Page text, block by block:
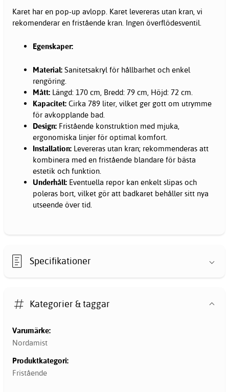
Karet har en pop-up avlopp. Karet levereras utan kran, vi
rekomenderar en fristående kran. Ingen överflödesventil.
Egenskaper:
Material: Sanitetsakryl för hållbarhet och enkel
rengöring.
Mått: Längd: 170 cm, Bredd: 79 cm, Höjd: 72 cm.
Kapacitet: Cirka 789 liter, vilket ger gott om utrymme
för avkopplande bad.
Design: Fristående konstruktion med mjuka,
ergonomiska linjer för optimal komfort.
Installation: Levereras utan kran; rekommenderas att
kombinera med en fristående blandare för bästa
estetik och funktion.
Underhåll: Eventuella repor kan enkelt slipas och
poleras bort, vilket gör att badkaret behåller sitt nya
utseende över tid.
Specifikationer
Kategorier & taggar
Varumärke:
Nordamist
Produktkategori:
Fristående